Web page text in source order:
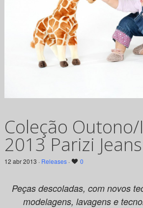
Coleção
2013 Parizi
12 abr 2013 · Releases· 0
Peças descoladas, com novos
modelagens, lavagens e